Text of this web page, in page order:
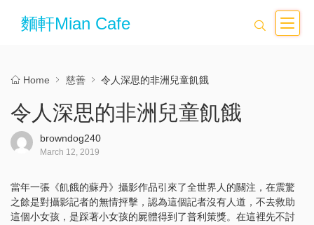
麵軒Mian Cafe
Home 慈善 令人深思的非洲兒童飢餓
令人深思的非洲兒童飢餓
browndog240
March 12, 2019
當年一張《飢餓的蘇丹》攝影作品引來了全世界人的關注，在震驚
之餘是對攝影記者的無情抨擊，認為這個記者沒有人道，不去救助
這個小女孩，是踩著小女孩的屍體得到了普利策獎。在這裡先不討